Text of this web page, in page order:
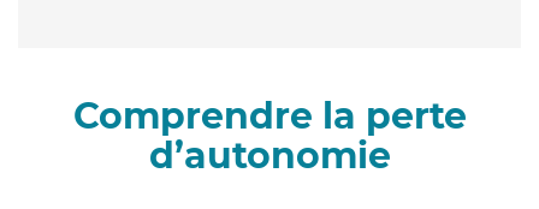
Comprendre la perte
d’autonomie